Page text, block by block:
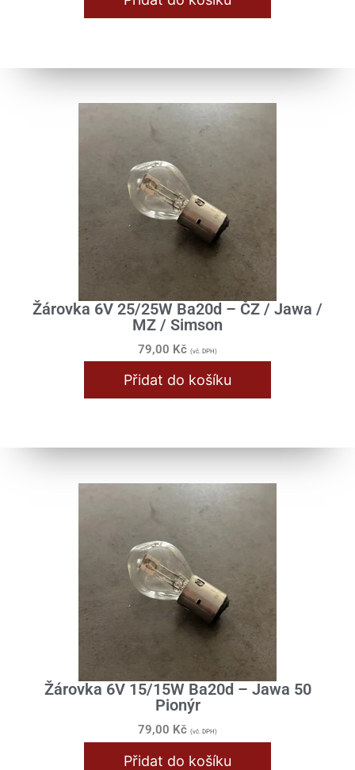
Žárovka 6V 25/25W Ba20d – ČZ / Jawa /
MZ / Simson
79,00 Kč (vč. DPH)
Přidat do košíku
Žárovka 6V 15/15W Ba20d – Jawa 50
Pionýr
79,00 Kč (vč. DPH)
Přidat do košíku